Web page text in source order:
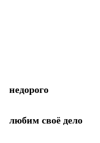
недорого
любим своё дело